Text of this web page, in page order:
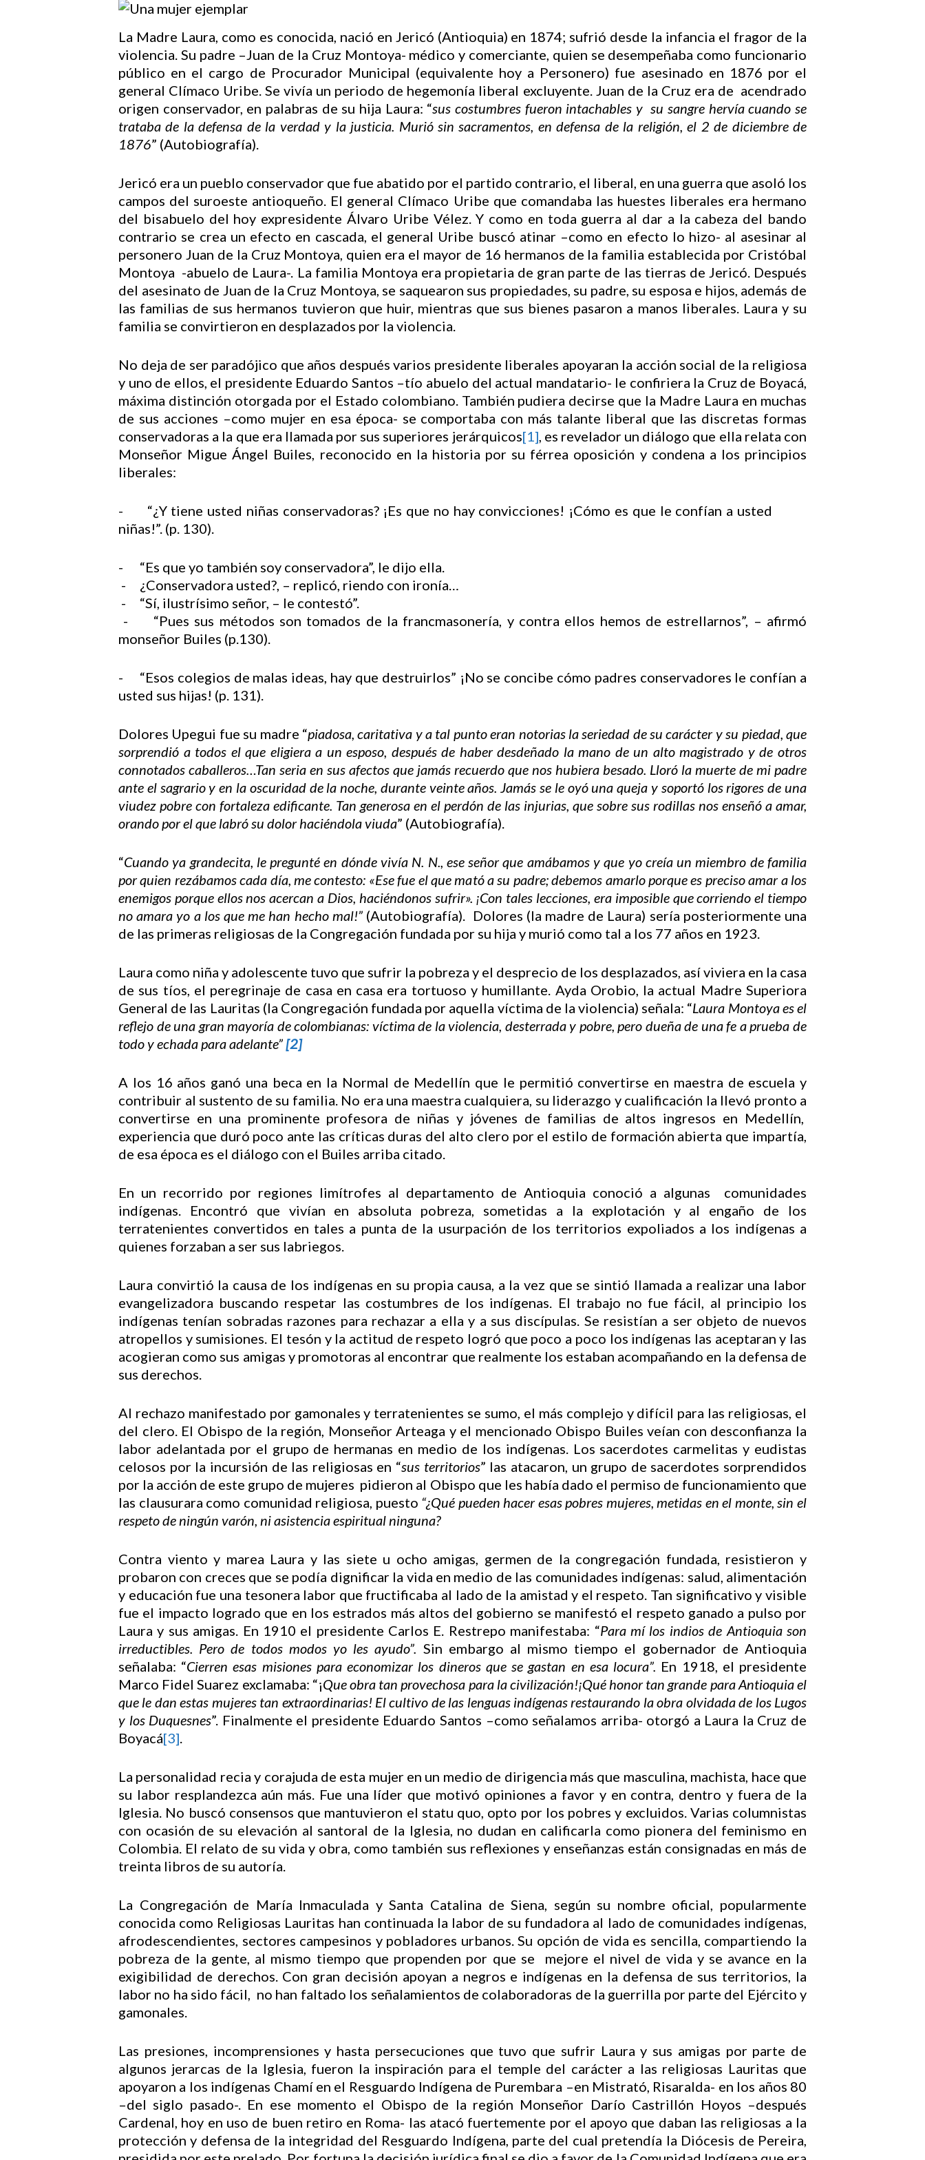
Hit enter to search or ESC to close
La Madre Laura, como es conocida, nació en Jericó (Antioquia) en 1874; sufrió desde la infancia el fragor de la
violencia. Su padre –Juan de la Cruz Montoya- médico y comerciante, quien se desempeñaba como funcionario
público en el cargo de Procurador Municipal (equivalente hoy a Personero) fue asesinado en 1876 por el
general Clímaco Uribe. Se vivía un periodo de hegemonía liberal excluyente. Juan de la Cruz era de acendrado
origen conservador, en palabras de su hija Laura: “sus costumbres fueron intachables y su sangre hervía cuando se
trataba de la defensa de la verdad y la justicia. Murió sin sacramentos, en defensa de la religión, el 2 de diciembre de
1876” (Autobiografía).
Jericó era un pueblo conservador que fue abatido por el partido contrario, el liberal, en una guerra que asoló los
campos del suroeste antioqueño. El general Clímaco Uribe que comandaba las huestes liberales era hermano
del bisabuelo del hoy expresidente Álvaro Uribe Vélez. Y como en toda guerra al dar a la cabeza del bando
contrario se crea un efecto en cascada, el general Uribe buscó atinar –como en efecto lo hizo- al asesinar al
personero Juan de la Cruz Montoya, quien era el mayor de 16 hermanos de la familia establecida por Cristóbal
Montoya -abuelo de Laura-. La familia Montoya era propietaria de gran parte de las tierras de Jericó. Después
del asesinato de Juan de la Cruz Montoya, se saquearon sus propiedades, su padre, su esposa e hijos, además de
las familias de sus hermanos tuvieron que huir, mientras que sus bienes pasaron a manos liberales. Laura y su
familia se convirtieron en desplazados por la violencia.
No deja de ser paradójico que años después varios presidente liberales apoyaran la acción social de la religiosa
y uno de ellos, el presidente Eduardo Santos –tío abuelo del actual mandatario- le confiriera la Cruz de Boyacá,
máxima distinción otorgada por el Estado colombiano. También pudiera decirse que la Madre Laura en muchas
de sus acciones –como mujer en esa época- se comportaba con más talante liberal que las discretas formas
conservadoras a la que era llamada por sus superiores jerárquicos[1], es revelador un diálogo que ella relata con
Monseñor Migue Ángel Builes, reconocido en la historia por su férrea oposición y condena a los principios
liberales:
- “¿Y tiene usted niñas conservadoras? ¡Es que no hay convicciones! ¡Cómo es que le confían a usted
niñas!”. (p. 130).
- “Es que yo también soy conservadora”, le dijo ella.
- ¿Conservadora usted?, – replicó, riendo con ironía…
- “Sí, ilustrísimo señor, – le contestó”.
- “Pues sus métodos son tomados de la francmasonería, y contra ellos hemos de estrellarnos”, – afirmó
monseñor Builes (p.130).
- “Esos colegios de malas ideas, hay que destruirlos” ¡No se concibe cómo padres conservadores le confían a
usted sus hijas! (p. 131).
Dolores Upegui fue su madre “piadosa, caritativa y a tal punto eran notorias la seriedad de su carácter y su piedad, que
sorprendió a todos el que eligiera a un esposo, después de haber desdeñado la mano de un alto magistrado y de otros
connotados caballeros…Tan seria en sus afectos que jamás recuerdo que nos hubiera besado. Lloró la muerte de mi padre
ante el sagrario y en la oscuridad de la noche, durante veinte años. Jamás se le oyó una queja y soportó los rigores de una
viudez pobre con fortaleza edificante. Tan generosa en el perdón de las injurias, que sobre sus rodillas nos enseñó a amar,
orando por el que labró su dolor haciéndola viuda” (Autobiografía).
“Cuando ya grandecita, le pregunté en dónde vivía N. N., ese señor que amábamos y que yo creía un miembro de familia
por quien rezábamos cada día, me contesto: «Ese fue el que mató a su padre; debemos amarlo porque es preciso amar a los
enemigos porque ellos nos acercan a Dios, haciéndonos sufrir». ¡Con tales lecciones, era imposible que corriendo el tiempo
no amara yo a los que me han hecho mal!” (Autobiografía). Dolores (la madre de Laura) sería posteriormente una
de las primeras religiosas de la Congregación fundada por su hija y murió como tal a los 77 años en 1923.
Laura como niña y adolescente tuvo que sufrir la pobreza y el desprecio de los desplazados, así viviera en la casa
de sus tíos, el peregrinaje de casa en casa era tortuoso y humillante. Ayda Orobio, la actual Madre Superiora
General de las Lauritas (la Congregación fundada por aquella víctima de la violencia) señala: “Laura Montoya es el
reflejo de una gran mayoría de colombianas: víctima de la violencia, desterrada y pobre, pero dueña de una fe a prueba de
todo y echada para adelante”[2]
A los 16 años ganó una beca en la Normal de Medellín que le permitió convertirse en maestra de escuela y
contribuir al sustento de su familia. No era una maestra cualquiera, su liderazgo y cualificación la llevó pronto a
convertirse en una prominente profesora de niñas y jóvenes de familias de altos ingresos en Medellín,
experiencia que duró poco ante las críticas duras del alto clero por el estilo de formación abierta que impartía,
de esa época es el diálogo con el Builes arriba citado.
En un recorrido por regiones limítrofes al departamento de Antioquia conoció a algunas comunidades
indígenas. Encontró que vivían en absoluta pobreza, sometidas a la explotación y al engaño de los
terratenientes convertidos en tales a punta de la usurpación de los territorios expoliados a los indígenas a
quienes forzaban a ser sus labriegos.
Laura convirtió la causa de los indígenas en su propia causa, a la vez que se sintió llamada a realizar una labor
evangelizadora buscando respetar las costumbres de los indígenas. El trabajo no fue fácil, al principio los
indígenas tenían sobradas razones para rechazar a ella y a sus discípulas. Se resistían a ser objeto de nuevos
atropellos y sumisiones. El tesón y la actitud de respeto logró que poco a poco los indígenas las aceptaran y las
acogieran como sus amigas y promotoras al encontrar que realmente los estaban acompañando en la defensa de
sus derechos.
Al rechazo manifestado por gamonales y terratenientes se sumo, el más complejo y difícil para las religiosas, el
del clero. El Obispo de la región, Monseñor Arteaga y el mencionado Obispo Builes veían con desconfianza la
labor adelantada por el grupo de hermanas en medio de los indígenas. Los sacerdotes carmelitas y eudistas
celosos por la incursión de las religiosas en “sus territorios” las atacaron, un grupo de sacerdotes sorprendidos
por la acción de este grupo de mujeres pidieron al Obispo que les había dado el permiso de funcionamiento que
las clausurara como comunidad religiosa, puesto “¿Qué pueden hacer esas pobres mujeres, metidas en el monte, sin el
respeto de ningún varón, ni asistencia espiritual ninguna?
Contra viento y marea Laura y las siete u ocho amigas, germen de la congregación fundada, resistieron y
probaron con creces que se podía dignificar la vida en medio de las comunidades indígenas: salud, alimentación
y educación fue una tesonera labor que fructificaba al lado de la amistad y el respeto. Tan significativo y visible
fue el impacto logrado que en los estrados más altos del gobierno se manifestó el respeto ganado a pulso por
Laura y sus amigas. En 1910 el presidente Carlos E. Restrepo manifestaba: “Para mí los indios de Antioquia son
irreductibles. Pero de todos modos yo les ayudo”. Sin embargo al mismo tiempo el gobernador de Antioquia
señalaba: “Cierren esas misiones para economizar los dineros que se gastan en esa locura”. En 1918, el presidente
Marco Fidel Suarez exclamaba: “¡Que obra tan provechosa para la civilización!¡Qué honor tan grande para Antioquia el
que le dan estas mujeres tan extraordinarias! El cultivo de las lenguas indígenas restaurando la obra olvidada de los Lugos
y los Duquesnes”. Finalmente el presidente Eduardo Santos –como señalamos arriba- otorgó a Laura la Cruz de
Boyacá[3].
La personalidad recia y corajuda de esta mujer en un medio de dirigencia más que masculina, machista, hace que
su labor resplandezca aún más. Fue una líder que motivó opiniones a favor y en contra, dentro y fuera de la
Iglesia. No buscó consensos que mantuvieron el statu quo, opto por los pobres y excluidos. Varias columnistas
con ocasión de su elevación al santoral de la Iglesia, no dudan en calificarla como pionera del feminismo en
Colombia. El relato de su vida y obra, como también sus reflexiones y enseñanzas están consignadas en más de
treinta libros de su autoría.
La Congregación de María Inmaculada y Santa Catalina de Siena, según su nombre oficial, popularmente
conocida como Religiosas Lauritas han continuada la labor de su fundadora al lado de comunidades indígenas,
afrodescendientes, sectores campesinos y pobladores urbanos. Su opción de vida es sencilla, compartiendo la
pobreza de la gente, al mismo tiempo que propenden por que se mejore el nivel de vida y se avance en la
exigibilidad de derechos. Con gran decisión apoyan a negros e indígenas en la defensa de sus territorios, la
labor no ha sido fácil, no han faltado los señalamientos de colaboradoras de la guerrilla por parte del Ejército y
gamonales.
Las presiones, incomprensiones y hasta persecuciones que tuvo que sufrir Laura y sus amigas por parte de
algunos jerarcas de la Iglesia, fueron la inspiración para el temple del carácter a las religiosas Lauritas que
apoyaron a los indígenas Chamí en el Resguardo Indígena de Purembara –en Mistrató, Risaralda- en los años 80
–del siglo pasado-. En ese momento el Obispo de la región Monseñor Darío Castrillón Hoyos –después
Cardenal, hoy en uso de buen retiro en Roma- las atacó fuertemente por el apoyo que daban las religiosas a la
protección y defensa de la integridad del Resguardo Indígena, parte del cual pretendía la Diócesis de Pereira,